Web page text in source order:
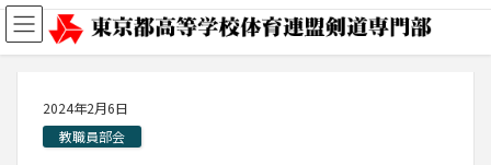
2024年2月6日
教職員部会